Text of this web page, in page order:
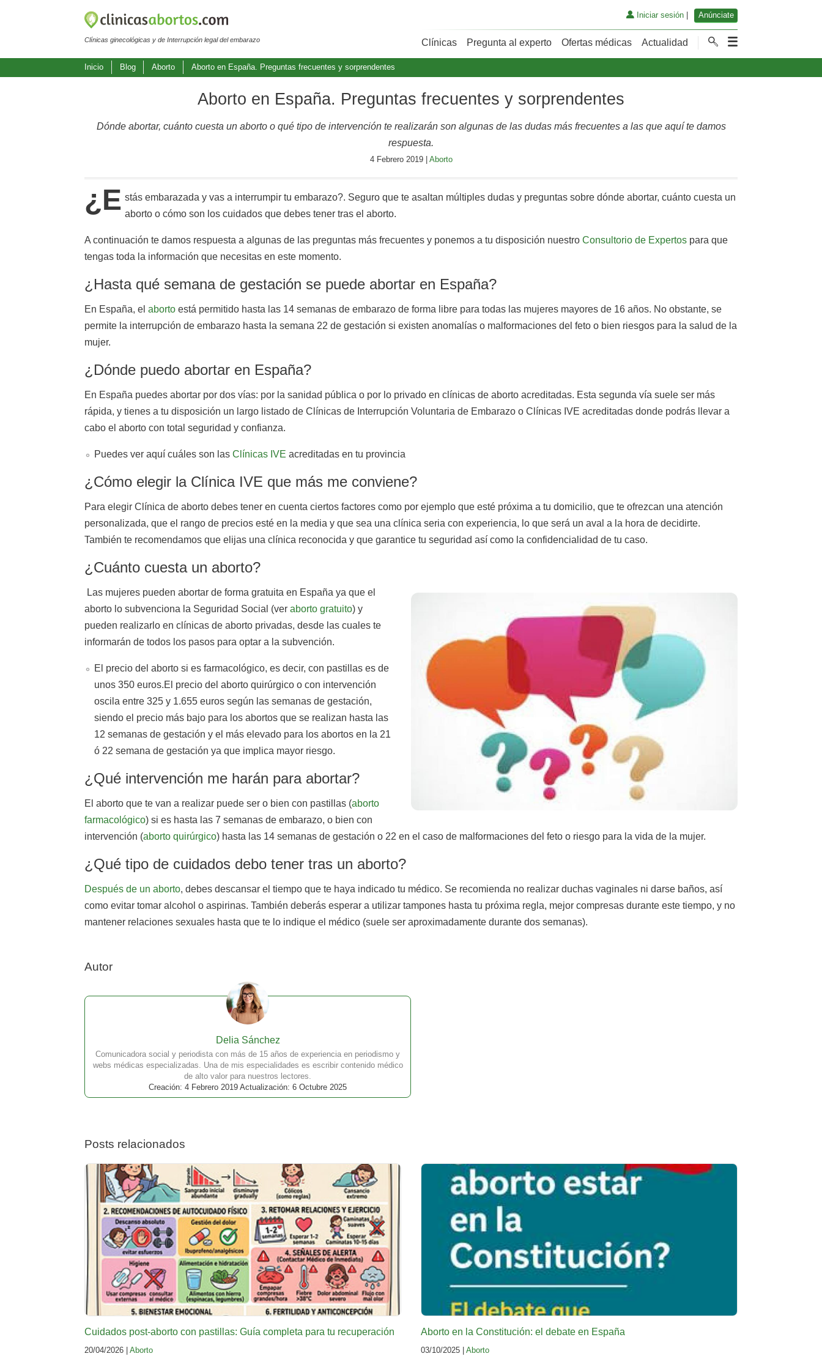
Clínicas ginecológicas y de Interrupción legal del embarazo
Iniciar sesión| Anúnciate
Clínicas Pregunta al experto Ofertas médicas Actualidad
Inicio Blog Aborto Aborto en España. Preguntas frecuentes y sorprendentes
Aborto en España. Preguntas frecuentes y sorprendentes
Dónde abortar, cuánto cuesta un aborto o qué tipo de intervención te realizarán son algunas de las dudas más frecuentes a las que aquí te damos
respuesta.
4 Febrero 2019 | Aborto
¿E stás embarazada y vas a interrumpir tu embarazo?. Seguro que te asaltan múltiples dudas y preguntas sobre dónde abortar, cuánto cuesta un
aborto o cómo son los cuidados que debes tener tras el aborto.
A continuación te damos respuesta a algunas de las preguntas más frecuentes y ponemos a tu disposición nuestro Consultorio de Expertos para que
tengas toda la información que necesitas en este momento.
¿Hasta qué semana de gestación se puede abortar en España?
En España, el aborto está permitido hasta las 14 semanas de embarazo de forma libre para todas las mujeres mayores de 16 años. No obstante, se
permite la interrupción de embarazo hasta la semana 22 de gestación si existen anomalías o malformaciones del feto o bien riesgos para la salud de la
mujer.
¿Dónde puedo abortar en España?
En España puedes abortar por dos vías: por la sanidad pública o por lo privado en clínicas de aborto acreditadas. Esta segunda vía suele ser más
rápida, y tienes a tu disposición un largo listado de Clínicas de Interrupción Voluntaria de Embarazo o Clínicas IVE acreditadas donde podrás llevar a
cabo el aborto con total seguridad y confianza.
Puedes ver aquí cuáles son las Clínicas IVE acreditadas en tu provincia
¿Cómo elegir la Clínica IVE que más me conviene?
Para elegir Clínica de aborto debes tener en cuenta ciertos factores como por ejemplo que esté próxima a tu domicilio, que te ofrezcan una atención
personalizada, que el rango de precios esté en la media y que sea una clínica seria con experiencia, lo que será un aval a la hora de decidirte.
También te recomendamos que elijas una clínica reconocida y que garantice tu seguridad así como la confidencialidad de tu caso.
¿Cuánto cuesta un aborto?
Las mujeres pueden abortar de forma gratuita en España ya que el
aborto lo subvenciona la Seguridad Social (ver aborto gratuito) y
pueden realizarlo en clínicas de aborto privadas, desde las cuales te
informarán de todos los pasos para optar a la subvención.
El precio del aborto si es farmacológico, es decir, con pastillas es de
unos 350 euros.El precio del aborto quirúrgico o con intervención
oscila entre 325 y 1.655 euros según las semanas de gestación,
siendo el precio más bajo para los abortos que se realizan hasta las
12 semanas de gestación y el más elevado para los abortos en la 21
ó 22 semana de gestación ya que implica mayor riesgo.
¿Qué intervención me harán para abortar?
El aborto que te van a realizar puede ser o bien con pastillas (aborto
farmacológico) si es hasta las 7 semanas de embarazo, o bien con
intervención (aborto quirúrgico) hasta las 14 semanas de gestación o 22 en el caso de malformaciones del feto o riesgo para la vida de la mujer.
¿Qué tipo de cuidados debo tener tras un aborto?
Después de un aborto, debes descansar el tiempo que te haya indicado tu médico. Se recomienda no realizar duchas vaginales ni darse baños, así
como evitar tomar alcohol o aspirinas. También deberás esperar a utilizar tampones hasta tu próxima regla, mejor compresas durante este tiempo, y no
mantener relaciones sexuales hasta que te lo indique el médico (suele ser aproximadamente durante dos semanas).
Autor
Delia Sánchez
Comunicadora social y periodista con más de 15 años de experiencia en periodismo y
webs médicas especializadas. Una de mis especialidades es escribir contenido médico
de alto valor para nuestros lectores.
Creación: 4 Febrero 2019 Actualización: 6 Octubre 2025
Posts relacionados
Cuidados post-aborto con pastillas: Guía completa para tu recuperación
20/04/2026 | Aborto
Aborto en la Constitución: el debate en España
03/10/2025 | Aborto